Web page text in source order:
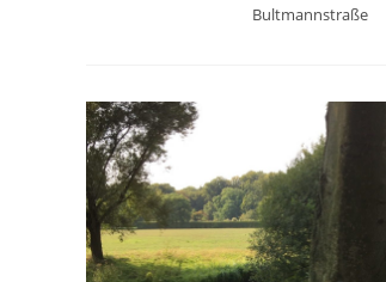
Bultmannstraße